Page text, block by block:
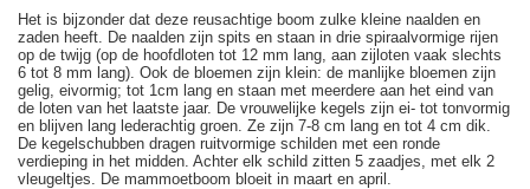
Het is bijzonder dat deze reusachtige boom zulke kleine naalden en
zaden heeft. De naalden zijn spits en staan in drie spiraalvormige rijen
op de twijg (op de hoofdloten tot 12 mm lang, aan zijloten vaak slechts
6 tot 8 mm lang). Ook de bloemen zijn klein: de manlijke bloemen zijn
gelig, eivormig; tot 1cm lang en staan met meerdere aan het eind van
de loten van het laatste jaar. De vrouwelijke kegels zijn ei- tot tonvormig
en blijven lang lederachtig groen. Ze zijn 7-8 cm lang en tot 4 cm dik.
De kegelschubben dragen ruitvormige schilden met een ronde
verdieping in het midden. Achter elk schild zitten 5 zaadjes, met elk 2
vleugeltjes. De mammoetboom bloeit in maart en april.